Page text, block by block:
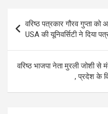
Post
navigation
वरिष्ठ पत्रकार गौरव गुप्ता को
USA की यूनिवर्सिटी ने दिया
वरिष्ठ भाजपा नेता मुरली जोशी से
, प्रदेश के